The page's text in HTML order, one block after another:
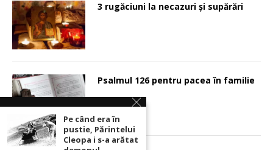
3 rugăciuni la necazuri și supărări
Psalmul 126 pentru pacea în familie
Pe când era în
pustie, Părintelui
Cleopa i s-a arătat